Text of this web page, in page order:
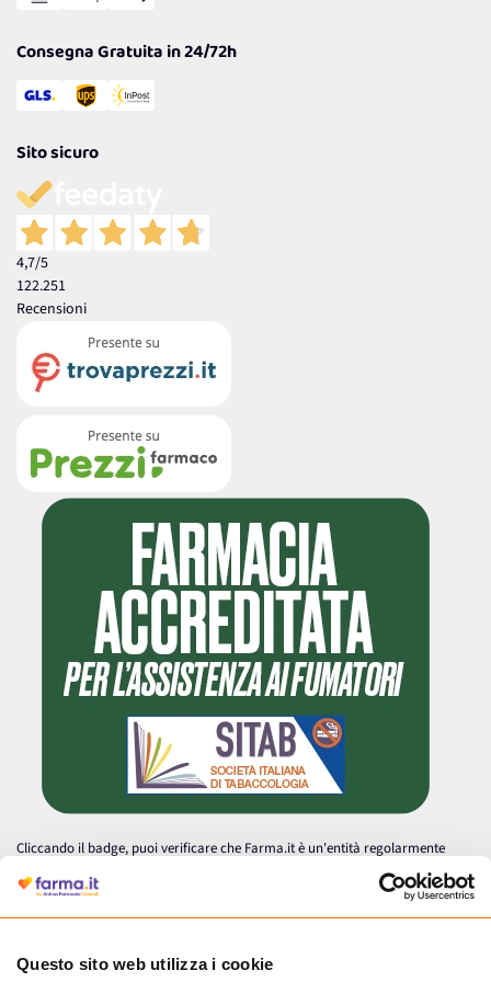
Questo sito web utilizza i cookie
Consegna Gratuita in 24/72h
Sito sicuro
4,7/5
122.251
Recensioni
Cliccando il badge, puoi verificare che Farma.it è un'entità regolarmente
autorizzata dal Ministero della Salute a effettuare la vendita online di
medicinali.